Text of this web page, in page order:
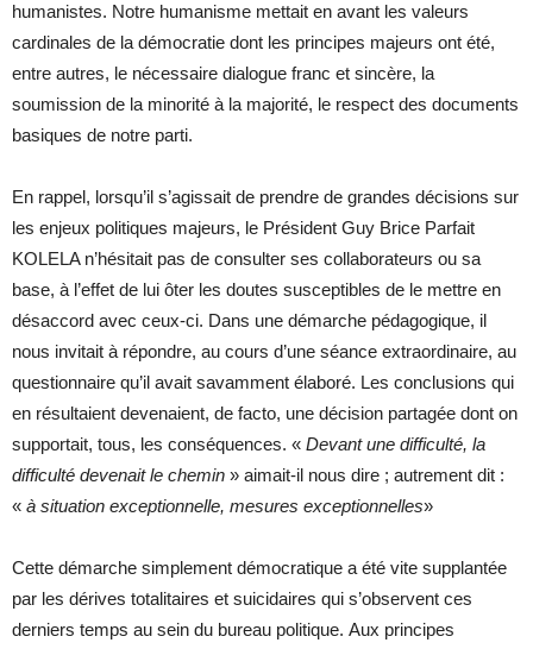
humanistes. Notre humanisme mettait en avant les valeurs
cardinales de la démocratie dont les principes majeurs ont été,
entre autres, le nécessaire dialogue franc et sincère, la
soumission de la minorité à la majorité, le respect des documents
basiques de notre parti.
En rappel, lorsqu’il s’agissait de prendre de grandes décisions sur
les enjeux politiques majeurs, le Président Guy Brice Parfait
KOLELA n’hésitait pas de consulter ses collaborateurs ou sa
base, à l’effet de lui ôter les doutes susceptibles de le mettre en
désaccord avec ceux-ci. Dans une démarche pédagogique, il
nous invitait à répondre, au cours d’une séance extraordinaire, au
questionnaire qu’il avait savamment élaboré. Les conclusions qui
en résultaient devenaient, de facto, une décision partagée dont on
supportait, tous, les conséquences. « Devant une difficulté, la
difficulté devenait le chemin » aimait-il nous dire ; autrement dit :
« à situation exceptionnelle, mesures exceptionnelles»
Cette démarche simplement démocratique a été vite supplantée
par les dérives totalitaires et suicidaires qui s’observent ces
derniers temps au sein du bureau politique. Aux principes